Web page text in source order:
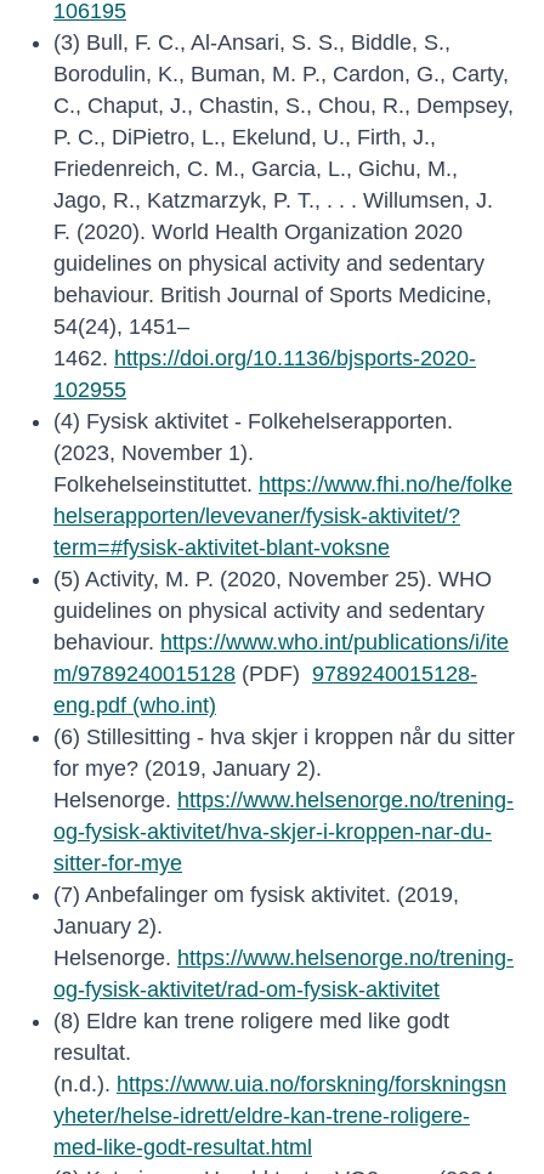
106195
(3) Bull, F. C., Al-Ansari, S. S., Biddle, S.,
Borodulin, K., Buman, M. P., Cardon, G., Carty,
C., Chaput, J., Chastin, S., Chou, R., Dempsey,
P. C., DiPietro, L., Ekelund, U., Firth, J.,
Friedenreich, C. M., Garcia, L., Gichu, M.,
Jago, R., Katzmarzyk, P. T., . . . Willumsen, J.
F. (2020). World Health Organization 2020
guidelines on physical activity and sedentary
behaviour. British Journal of Sports Medicine,
54(24), 1451–
1462. https://doi.org/10.1136/bjsports-2020-
102955
(4) Fysisk aktivitet - Folkehelserapporten.
(2023, November 1).
Folkehelseinstituttet. https://www.fhi.no/he/folke
helserapporten/levevaner/fysisk-aktivitet/?
term=#fysisk-aktivitet-blant-voksne
(5) Activity, M. P. (2020, November 25). WHO
guidelines on physical activity and sedentary
behaviour. https://www.who.int/publications/i/ite
m/9789240015128 (PDF) 9789240015128-
eng.pdf (who.int)
(6) Stillesitting - hva skjer i kroppen når du sitter
for mye? (2019, January 2).
Helsenorge. https://www.helsenorge.no/trening-
og-fysisk-aktivitet/hva-skjer-i-kroppen-nar-du-
sitter-for-mye
(7) Anbefalinger om fysisk aktivitet. (2019,
January 2).
Helsenorge. https://www.helsenorge.no/trening-
og-fysisk-aktivitet/rad-om-fysisk-aktivitet
(8) Eldre kan trene roligere med like godt
resultat.
(n.d.). https://www.uia.no/forskning/forskningsn
yheter/helse-idrett/eldre-kan-trene-roligere-
med-like-godt-resultat.html